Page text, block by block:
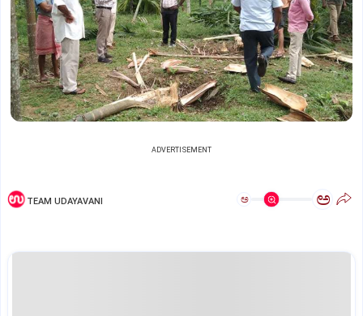
ADVERTISEMENT
TEAM UDAYAVANI ಅ ಅ